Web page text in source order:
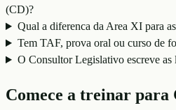
(CD)?
Qual a diferenca da Area XI para
Tem TAF, prova oral ou curso de
O Consultor Legislativo escreve as
Comece a treinar para